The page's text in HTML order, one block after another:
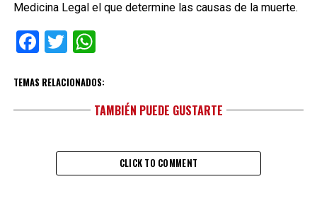
Medicina Legal el que determine las causas de la muerte.
Facebook
TwitterWhatsApp
TEMAS RELACIONADOS:
TAMBIÉN PUEDE GUSTARTE
CLICK TO COMMENT